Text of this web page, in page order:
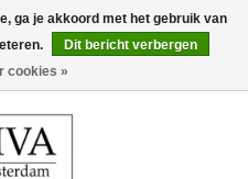
0 Artikelen - €0,00
ga je akkoord met het gebruik van
Dit bericht verbergen
cookies »